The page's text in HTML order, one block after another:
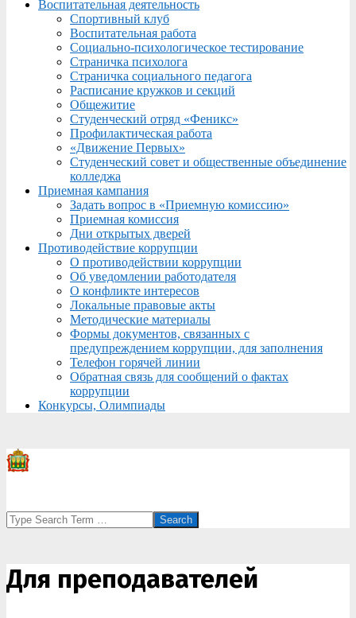
Воспитательная деятельность
Спортивный клуб
Воспитательная работа
Социально-психологическое тестирование
Страничка психолога
Страничка социального педагога
Расписание кружков и секций
Общежитие
Студенческий отряд «Феникс»
Профилактическая работа
«Движение Первых»
Студенческий совет и общественные объединение
колледжа
Приемная кампания
Задать вопрос в «Приемную комиссию»
Приемная комиссия
Дни открытых дверей
Противодействие коррупции
О противодействии коррупции
Об уведомлении работодателя
О конфликте интересов
Локальные правовые акты
Методические материалы
Формы документов, связанных с
предупреждением коррупции, для заполнения
Телефон горячей линии
Обратная связь для сообщений о фактах
коррупции
Конкурсы, Олимпиады
Search
Для преподавателей